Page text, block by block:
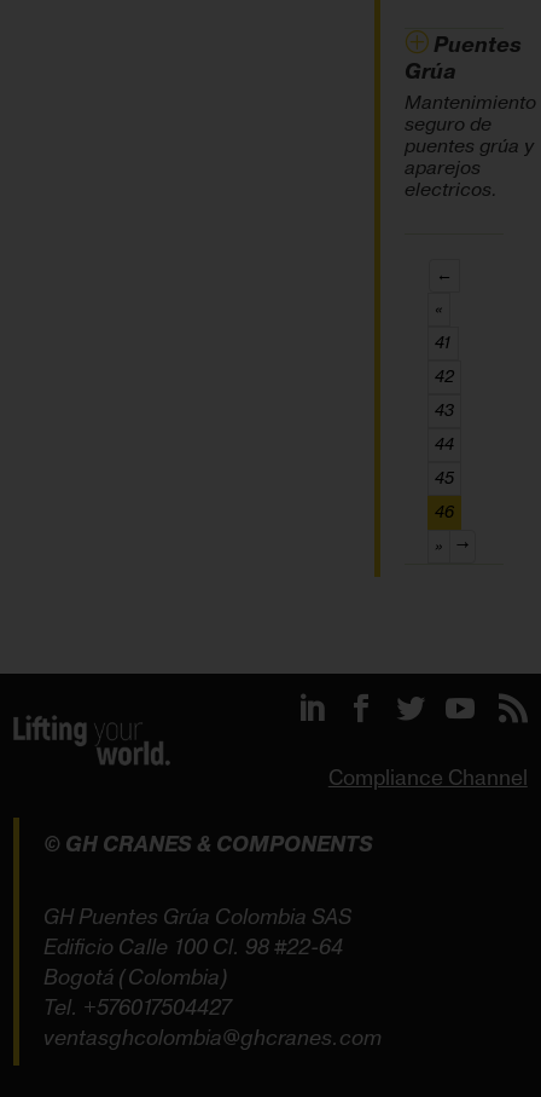
Puentes
Grúa
Mantenimiento
seguro de
puentes grúa y
aparejos
electricos.
←
«
41
42
43
44
45
46(current)
»
→
Compliance Channel
© GH CRANES & COMPONENTS
GH Puentes Grúa Colombia SAS
Edificio Calle 100 Cl. 98 #22-64
Bogotá (Colombia)
Tel. +576017504427
ventasghcolombia@ghcranes.com